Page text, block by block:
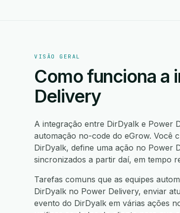
VISÃO GERAL
Como funciona a
Delivery
A integração entre DirDyalk e Power
automação no-code do eGrow. Você
DirDyalk, define uma ação no Power
sincronizados a partir daí, em tempo
Tarefas comuns que as equipes
DirDyalk no Power Delivery, enviar
evento do DirDyalk em várias ações